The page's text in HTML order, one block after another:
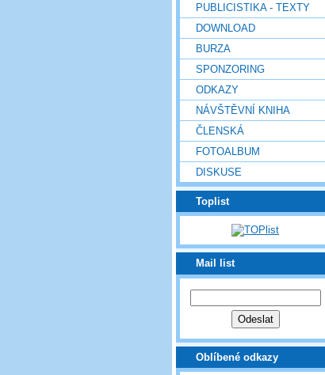
PUBLICISTIKA - TEXTY
DOWNLOAD
BURZA
SPONZORING
ODKAZY
NÁVŠTĚVNÍ KNIHA
ČLENSKÁ
FOTOALBUM
DISKUSE
Toplist
Mail list
Oblíbené odkazy